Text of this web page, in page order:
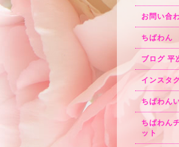
お問い合
ちばわん
ブログ 平
インスタ
ちばわん
ちばわん
ット